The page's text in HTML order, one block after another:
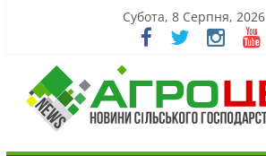
Субота, 8 Серпня, 2026